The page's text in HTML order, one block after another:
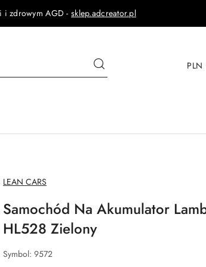
i zdrowym AGD - sklep.adcreator.pl
PLN
NAZWA
PRODUCENTA:
LEAN CARS
Samochód Na Akumulator
HL528 Zielony
Symbol: 9572